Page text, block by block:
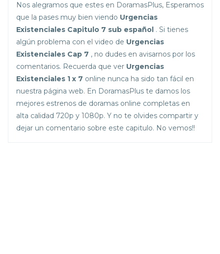
Nos alegramos que estes en DoramasPlus, Esperamos
que la pases muy bien viendo Urgencias
Existenciales Capitulo 7 sub español . Si tienes
algún problema con el video de Urgencias
Existenciales Cap 7 , no dudes en avisarnos por los
comentarios. Recuerda que ver Urgencias
Existenciales 1 x 7 online nunca ha sido tan fácil en
nuestra página web. En DoramasPlus te damos los
mejores estrenos de doramas online completas en
alta calidad 720p y 1080p. Y no te olvides compartir y
dejar un comentario sobre este capitulo. No vemos!!